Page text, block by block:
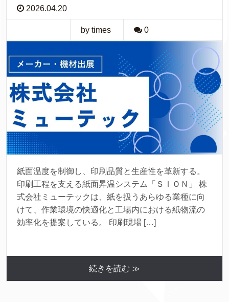
2026.04.20
by times 0
紙面温度を制御し、印刷品質と生産性を革新する。
印刷工程を支える紙面昇温システム「ＳＩＯＮ」 株
式会社ミューテックは、紙を扱うあらゆる業種に向
けて、作業環境の快適化と工場内における紙物流の
効率化を提案している。 印刷現場 […]
続きを読む ≫